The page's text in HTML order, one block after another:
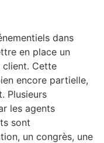
dans
en place un
client. Cette
encore partielle,
Plusieurs
les agents
sont
un congrès, une